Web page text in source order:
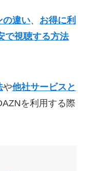
の違い、 お得に利
で視聴する方法
や他社サービスと
を利用する際